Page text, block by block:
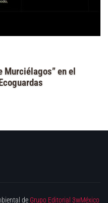
Murciélagos” en el
de Grupo Editorial 3wMéxico